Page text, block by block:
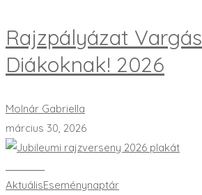
Rajzpályázat Vargás
Diákoknak! 2026
Molnár Gabriella
március 30, 2026
AktuálisEseménynaptár